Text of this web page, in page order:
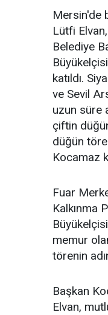
Mersin'de
Lütfi
Belediye
katıldı.
ve Sevil
uzun süre
çiftin
düğün
Kocamaz
Fuar
Kalkınma
memur
törenin
Başkan
Elvan,